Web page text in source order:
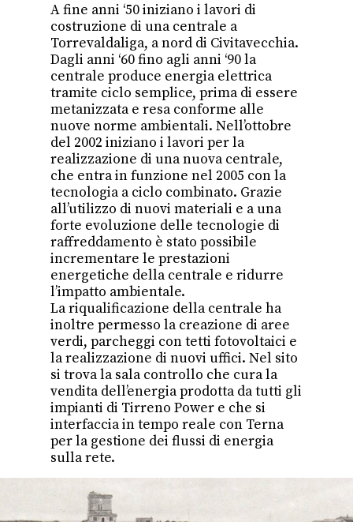
A fine anni ‘50 iniziano i lavori di
costruzione di una centrale a
Torrevaldaliga, a nord di Civitavecchia.
Dagli anni ‘60 fino agli anni ‘90 la
centrale produce energia elettrica
tramite ciclo semplice, prima di essere
metanizzata e resa conforme alle
nuove norme ambientali. Nell’ottobre
del 2002 iniziano i lavori per la
realizzazione di una nuova centrale,
che entra in funzione nel 2005 con la
tecnologia a ciclo combinato. Grazie
all’utilizzo di nuovi materiali e a una
forte evoluzione delle tecnologie di
raffreddamento è stato possibile
incrementare le prestazioni
energetiche della centrale e ridurre
l’impatto ambientale.
La riqualificazione della centrale ha
inoltre permesso la creazione di aree
verdi, parcheggi con tetti fotovoltaici e
la realizzazione di nuovi uffici. Nel sito
si trova la sala controllo che cura la
vendita dell’energia prodotta da tutti gli
impianti di Tirreno Power e che si
interfaccia in tempo reale con Terna
per la gestione dei flussi di energia
sulla rete.